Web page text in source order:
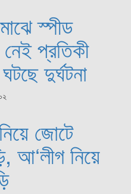
স্পীড
প্রতিকী
দুর্ঘটনা
জোটে
আ‘লীগ নিয়ে